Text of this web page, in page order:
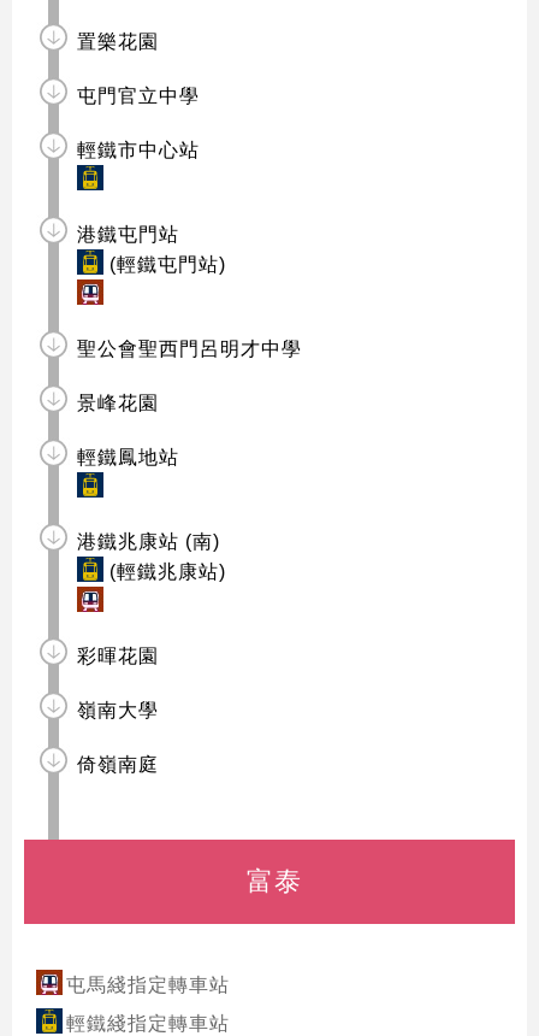
置樂花園
屯門官立中學
輕鐵市中心站
港鐵屯門站
(輕鐵屯門站)
聖公會聖西門呂明才中學
景峰花園
輕鐵鳳地站
港鐵兆康站 (南)
(輕鐵兆康站)
彩暉花園
嶺南大學
倚嶺南庭
富泰
屯馬綫指定轉車站
輕鐵綫指定轉車站